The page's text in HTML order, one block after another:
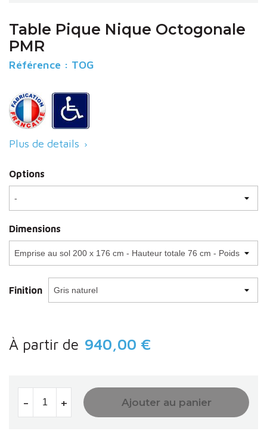
Table Pique Nique Octogonale
PMR
Référence : TOG
Plus de details 
Options
Dimensions
Finition
À partir de 940,00 €
- + Ajouter au panier